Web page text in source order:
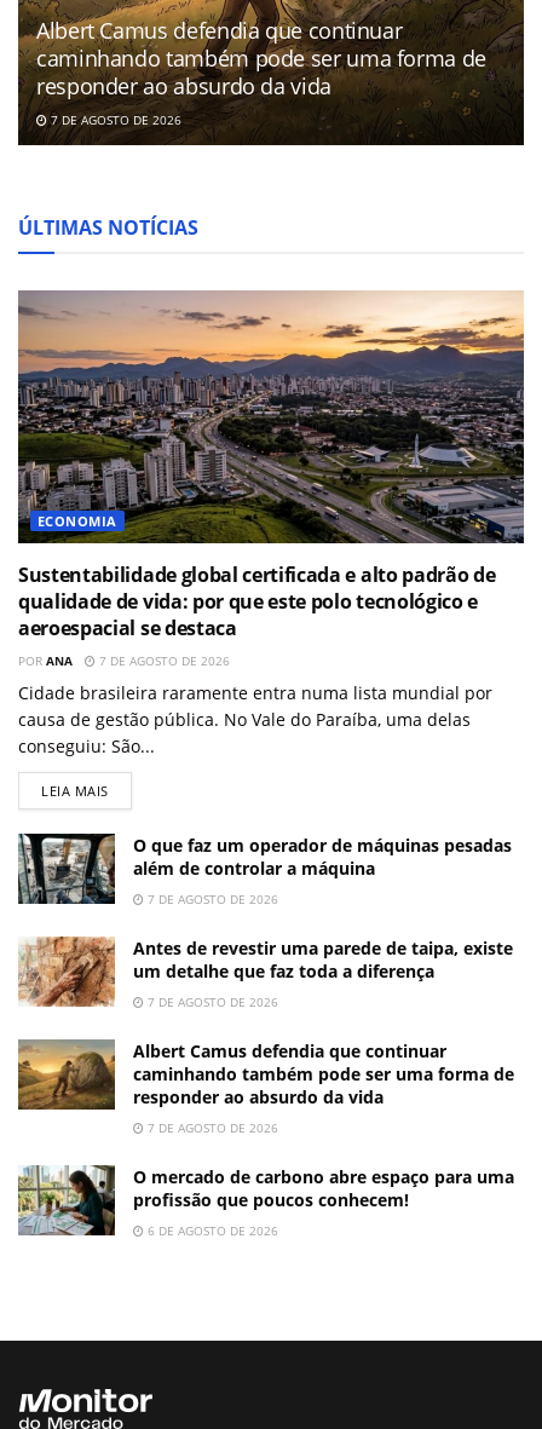
Albert Camus defendia que continuar
caminhando também pode ser uma forma de
responder ao absurdo da vida
7 DE AGOSTO DE 2026
ÚLTIMAS NOTÍCIAS
ECONOMIA
Sustentabilidade global certificada e alto padrão de
qualidade de vida: por que este polo tecnológico e
aeroespacial se destaca
POR ANA 7 DE AGOSTO DE 2026
Cidade brasileira raramente entra numa lista mundial por
causa de gestão pública. No Vale do Paraíba, uma delas
conseguiu: São...
LEIA MAIS
O que faz um operador de máquinas pesadas
além de controlar a máquina
7 DE AGOSTO DE 2026
Antes de revestir uma parede de taipa, existe
um detalhe que faz toda a diferença
7 DE AGOSTO DE 2026
Albert Camus defendia que continuar
caminhando também pode ser uma forma de
responder ao absurdo da vida
7 DE AGOSTO DE 2026
O mercado de carbono abre espaço para uma
profissão que poucos conhecem!
6 DE AGOSTO DE 2026